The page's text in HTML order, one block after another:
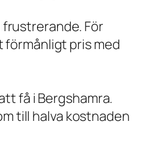
För
förmånligt pris med
få i Bergshamra.
till halva kostnaden